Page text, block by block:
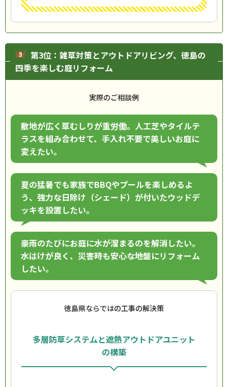
第3位：雑草対策とアウトドアリビング、徳島の
四季を楽しむ庭リフォーム
実際のご相談例
敷地が広く草むしりが重労働。人工芝やタイルテ
ラスを組み合わせて、手入れ不要で美しいお庭に
変えたい。
夏の猛暑でも家族でBBQやプールを楽しめるよ
う、強力な日除け（シェード）が付いたウッドデ
ッキを設置したい。
豪雨のたびにお庭に水が溜まるのを解消したい。
水はけが良く、災害時も安心な地盤にリフォーム
したい。
徳島県ならではの工事の解決策
多層防草システムと遮熱アウトドアユニット
の構築